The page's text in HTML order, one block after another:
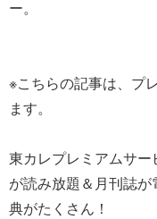
ー。
※こちらの記事は、プ
ます。
東カレプレミアムサ
が読み放題＆月刊誌
典がたくさん！